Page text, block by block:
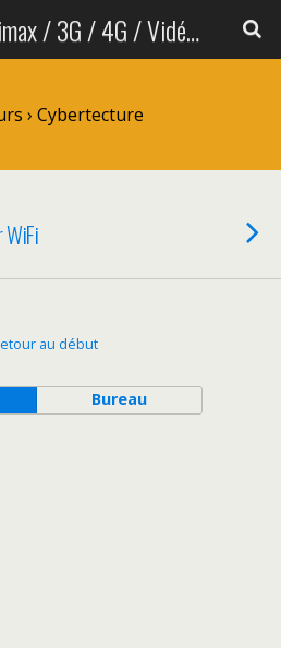
Blog WiFi / Wimax / 3G / 4G / Vidéo sans fil
› Cybertecture
au début
Bureau